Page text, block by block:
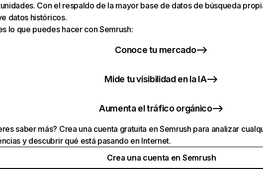
Con el respaldo de la mayor base de datos de búsqueda
datos históricos.
lo que puedes hacer con Semrush:
Conoce tu mercado
Mide tu visibilidad en la IA
Aumenta el tráfico orgánico
saber más? Crea una cuenta gratuita en Semrush para analizar
y descubrir qué está pasando en Internet.
Crea una cuenta en Semrush